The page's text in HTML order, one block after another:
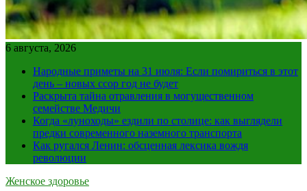
6 августа, 2026
Народные приметы на 31 июля: Если помириться в этот
день – новых ссор год не будет
Раскрыта тайна отравления в могущественном
семействе Медичи
Когда «луноходы» ездили по столице: как выглядели
предки современного наземного транспорта
Как ругался Ленин: обсценная лексика вождя
революции
Женское здоровье